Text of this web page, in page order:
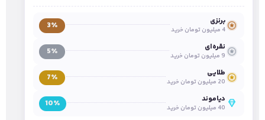
برنزی
4 میلیون تومان خرید 3٪
نقره‌ای
9 میلیون تومان خرید 5٪
طلایی
20 میلیون تومان خرید 7٪
دیاموند
40 میلیون تومان خرید 10٪